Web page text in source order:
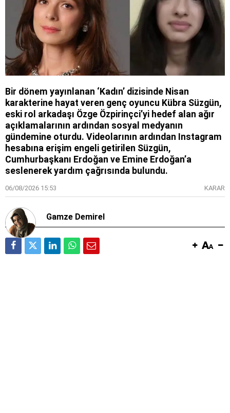
Bir dönem yayınlanan ‘Kadın’ dizisinde Nisan
karakterine hayat veren genç oyuncu Kübra Süzgün,
eski rol arkadaşı Özge Özpirinçci’yi hedef alan ağır
açıklamalarının ardından sosyal medyanın
gündemine oturdu. Videolarının ardından Instagram
hesabına erişim engeli getirilen Süzgün,
Cumhurbaşkanı Erdoğan ve Emine Erdoğan’a
seslenerek yardım çağrısında bulundu.
06/08/2026 15:53 KARAR
Gamze Demirel